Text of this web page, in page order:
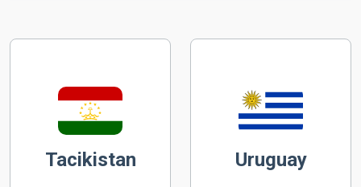
Tacikistan Uruguay